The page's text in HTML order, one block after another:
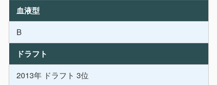
血液型
B
ドラフト
2013年 ドラフト 3位